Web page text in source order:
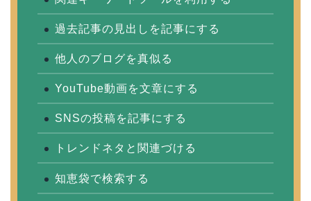
過去記事の見出しを記事にする
他人のブログを真似る
YouTube動画を文章にする
SNSの投稿を記事にする
トレンドネタと関連づける
知恵袋で検索する